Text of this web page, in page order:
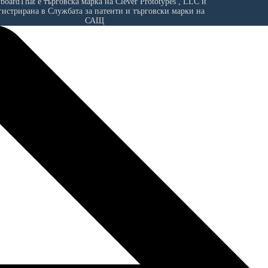
в Службата за патенти и търговски марки на
САЩ